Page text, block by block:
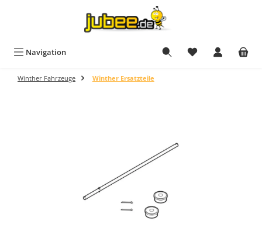
Navigation
Winther Fahrzeuge Winther Ersatzteile